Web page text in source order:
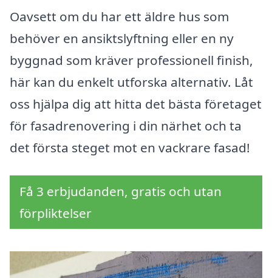
Oavsett om du har ett äldre hus som
behöver en ansiktslyftning eller en ny
byggnad som kräver professionell finish,
här kan du enkelt utforska alternativ. Låt
oss hjälpa dig att hitta det bästa företaget
för fasadrenovering i din närhet och ta
det första steget mot en vackrare fasad!
Få 3 erbjudanden, gratis och utan
förpliktelser